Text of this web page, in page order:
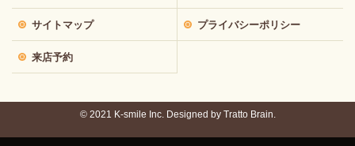
サイトマップ プライバシーポリシー
来店予約
© 2021 K-smile Inc. Designed by Tratto Brain.